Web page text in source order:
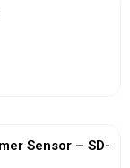
Sensor – SD-